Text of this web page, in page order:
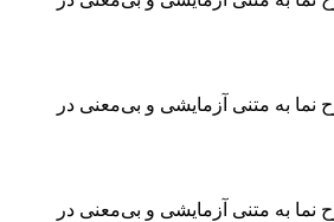
نما به متنی آزمایشی و بی‌معنی در
نما به متنی آزمایشی و بی‌معنی در